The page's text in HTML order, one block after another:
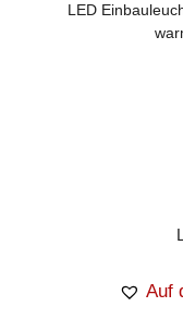
LED
Auf